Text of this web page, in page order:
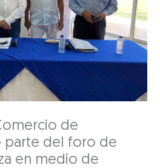
de
parte del foro de
en medio de